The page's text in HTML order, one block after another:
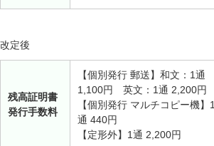
改定後
残高証明書
発行手数料
【個別発行 郵送】和文：1通
1,100円 英文：1通 2,200円
【個別発行 マルチコピー機】1
通 440円
【定形外】1通 2,200円